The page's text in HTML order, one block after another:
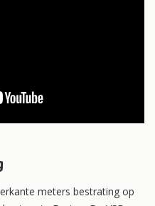
meters bestrating op